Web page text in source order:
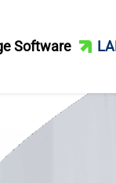
Software